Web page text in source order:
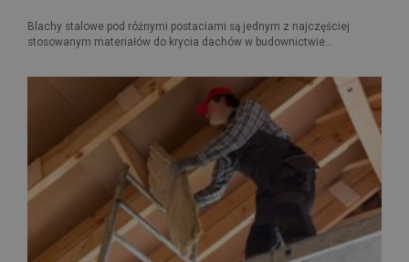
Blachy stalowe pod różnymi postaciami są jednym z najczęściej
stosowanym materiałów do krycia dachów w budownictwie...